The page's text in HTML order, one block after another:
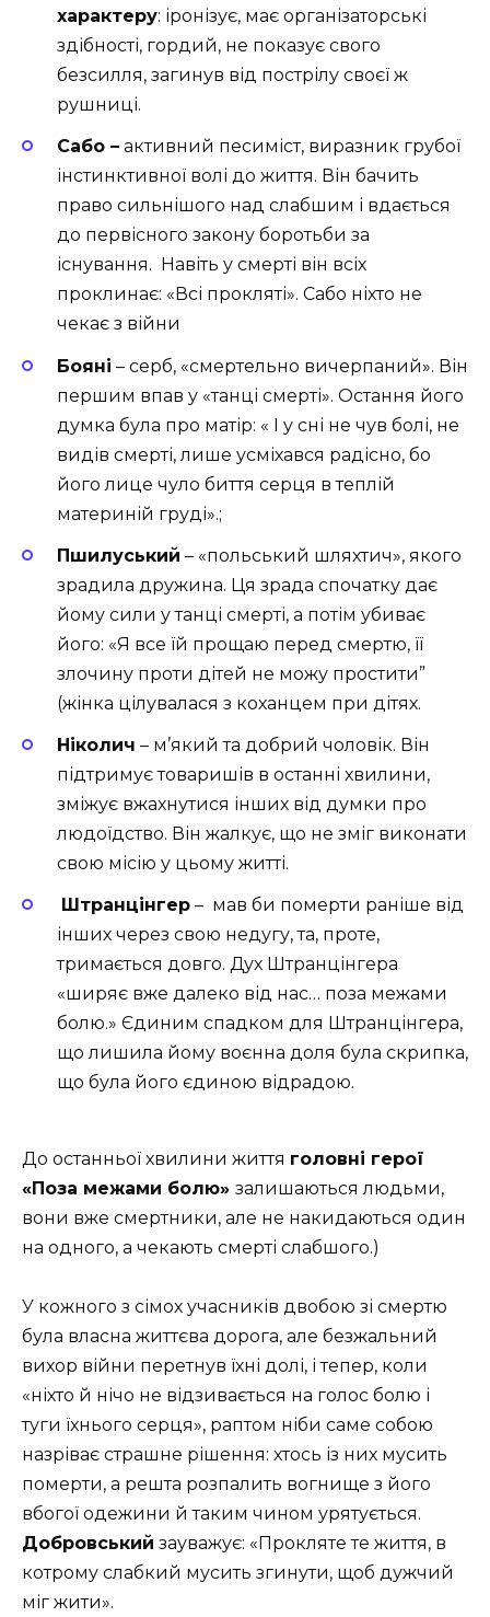
характеру: іронізує, має організаторські
здібності, гордий, не показує свого
безсилля, загинув від пострілу своєї ж
рушниці.
Сабо – активний песиміст, виразник грубої
інстинктивної волі до життя. Він бачить
право сильнішого над слабшим і вдається
до первісного закону боротьби за
існування. Навіть у смерті він всіх
проклинає: «Всі прокляті». Сабо ніхто не
чекає з війни
Бояні – серб, «смертельно вичерпаний». Він
першим впав у «танці смерті». Остання його
думка була про матір: « І у сні не чув болі, не
видів смерті, лише усміхався радісно, бо
його лице чуло биття серця в теплій
материній груді».;
Пшилуський – «польський шляхтич», якого
зрадила дружина. Ця зрада спочатку дає
йому сили у танці смерті, а потім убиває
його: «Я все їй прощаю перед смертю, її
злочину проти дітей не можу простити”
(жінка цілувалася з коханцем при дітях.
Ніколич – м’який та добрий чоловік. Він
підтримує товаришів в останні хвилини,
зміжує вжахнутися інших від думки про
людоїдство. Він жалкує, що не зміг виконати
свою місію у цьому житті.
Штранцінгер – мав би померти раніше від
інших через свою недугу, та, проте,
тримається довго. Дух Штранцінгера
«ширяє вже далеко від нас… поза межами
болю.» Єдиним спадком для Штранцінгера,
що лишила йому воєнна доля була скрипка,
що була його єдиною відрадою.
До останньої хвилини життя головні герої
«Поза межами болю» залишаються людьми,
вони вже смертники, але не накидаються один
на одного, а чекають смерті слабшого.)
У кожного з сімох учасників двобою зі смертю
була власна життєва дорога, але безжальний
вихор війни перетнув їхні долі, і тепер, коли
«ніхто й нічо не відзивається на голос болю і
туги їхнього серця», раптом ніби саме собою
назріває страшне рішення: хтось із них мусить
померти, а решта розпалить вогнище з його
вбогої одежини й таким чином урятується.
Добровський зауважує: «Прокляте те життя, в
котрому слабкий мусить згинути, щоб дужчий
міг жити».